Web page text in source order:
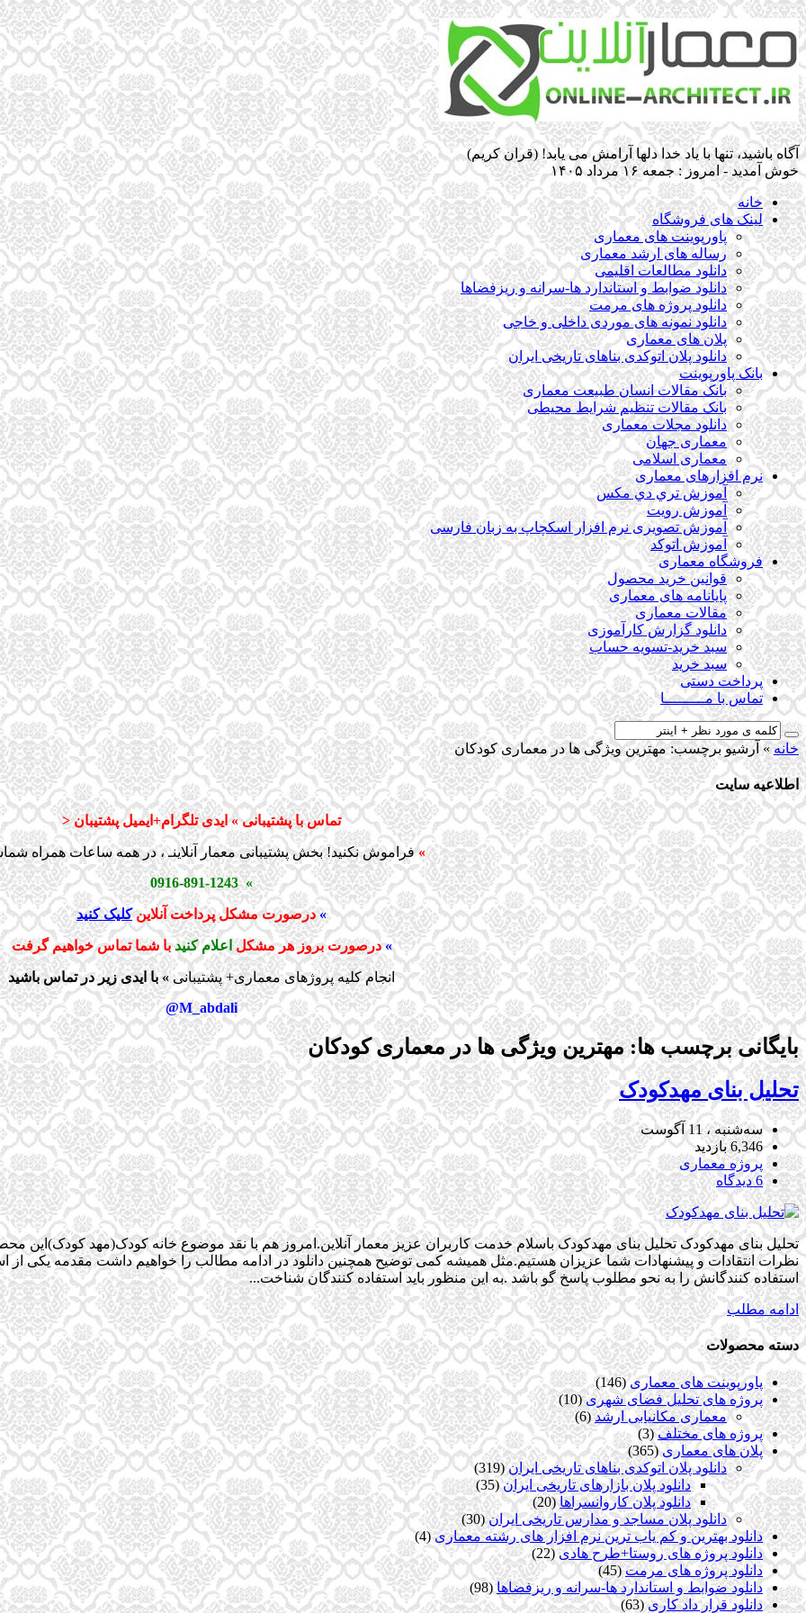
آگاه باشيد، تنها با ياد خدا دلها آرامش می ‏يابد! (قران کریم)
خوش آمدید - امروز : جمعه ۱۶ مرداد ۱۴۰۵
خانه
لینک های فروشگاه
پاورپوینت های معماری
رساله های ارشد معماری
دانلود مطالعات اقلیمی
دانلود ضوابط و استاندارد ها-سرانه و ریزفضاها
دانلود پروژه های مرمت
دانلود نمونه های موردی داخلی و خاجی
پلان های معماری
دانلود پلان اتوکدی بناهای تاریخی ایران
بانک پاورپوینت
بانک مقالات انسان طبیعت معماری
بانک مقالات تنظیم شرایط محیطی
دانلود مجلات معماری
معماری جهان
معماری اسلامی
نرم افزارهای معماری
آﻣﻮزش ﺗﺮي دي ﻣﮑﺲ
آموزش رویت
آموزش تصویری نرم افزار اسکچاپ به زبان فارسی
آموزش اتوکد
فروشگاه معماری
قوانین خرید محصول
پایانامه های معماری
مقالات معماری
دانلود گزارش کارآموزی
سبد خرید-تسویه حساب
سبد خرید
پرداخت دستی
تماس با مـــــــــا
خانه»آرشیو برچسب: مهترین ویژگی ها در معماری كودكان
اطلاعیه سایت
تماس با پشتیبانی » ایدی تلگرام+ایمیل پشتیبان <
» فراموش نکنید! بخش پشتیبانی معمار آنلاینـ ، در همه ساعات همراه
» 0916-891-1243
»درصورت مشکل پرداخت آنلاینکلیک کنید
»درصورت بروز هر مشکل اعلام کنیدبا شما تماس خواهیم گرفت
انجام کلیه پروژهای معماری+ پشتیبانی» با ایدی زیر در تماس باشید
M_abdali@
بایگانی برچسب ها: مهترین ویژگی ها در معماری كودكان
تحلیل بنای مهدکودک
سه‌شنبه ، 11 آگوست
6,346 بازدید
پروژه معماری
6 دیدگاه
تحلیل بنای مهدکودک تحلیل بنای مهدکودک باسلام خدمت کاربران عزیز معمار آنلاین.امروز هم با نقد موضوع خانه کودک(مهد کودک)این
نظرات انتقادات و پیشنهادات شما عزیزان هستیم.مثل همیشه کمی توضیح همچنین دانلود در ادامه مطالب را خواهیم داشت مقدمه يكی
استفاده كنندگانش را به نحو مطلوب پاسخ گو باشد .به اين منظور بايد استفاده كنندگان شناخت...
ادامه مطلب
دسته محصولات
پاورپوینت های معماری (146)
پروژه های تحلیل فضای شهری (10)
معماری مکانیابی ارشد (6)
پروژه های مختلف (3)
پلان های معماری (365)
دانلود پلان اتوکدی بناهای تاریخی ایران (319)
دانلود پلان بازارهای تاریخی ایران (35)
دانلود پلان کاروانسراها (20)
دانلود پلان مساجد و مدارس تاریخی ایران (30)
دانلود بهترین و کم یاب ترین نرم افزار های رشته معماری (4)
دانلود پروژه های روستا+طرح هادی (22)
دانلود پروژه های مرمت (45)
دانلود ضوابط و استاندارد ها-سرانه و ریزفضاها (98)
دانلود قرار داد کاری (63)